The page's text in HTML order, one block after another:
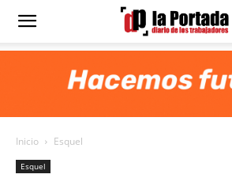
Diario
Portada
Inicio Esquel
Esquel